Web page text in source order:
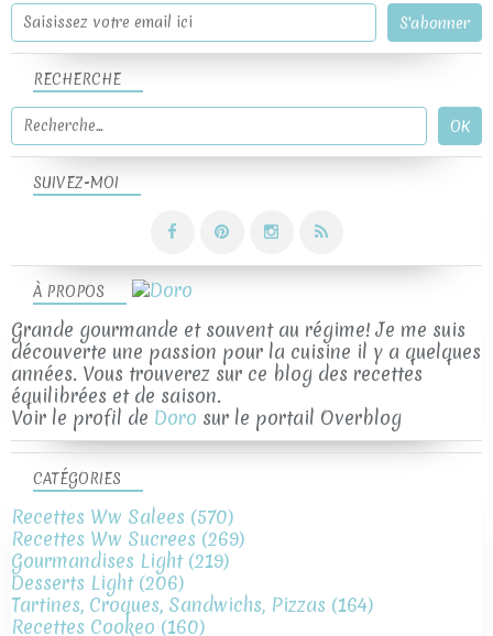
SUIVEZ-MOI
RECHERCHE
À PROPOS
Grande gourmande et souvent au régime! Je me suis
découverte une passion pour la cuisine il y a quelques
années. Vous trouverez sur ce blog des recettes
équilibrées et de saison.
Voir le profil de Doro sur le portail Overblog
CATÉGORIES
Recettes Ww Salees (570)
Recettes Ww Sucrees (269)
Gourmandises Light(219)
Desserts Light(206)
Tartines, Croques, Sandwichs, Pizzas (164)
Recettes Cookeo (160)